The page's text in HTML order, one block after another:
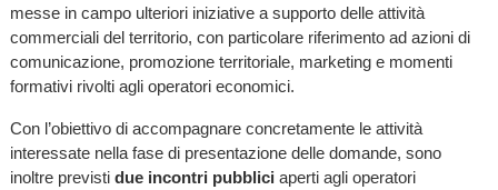
messe in campo ulteriori iniziative a supporto delle attività
commerciali del territorio, con particolare riferimento ad azioni di
comunicazione, promozione territoriale, marketing e momenti
formativi rivolti agli operatori economici.
Con l’obiettivo di accompagnare concretamente le attività
interessate nella fase di presentazione delle domande, sono
inoltre previsti due incontri pubblici aperti agli operatori